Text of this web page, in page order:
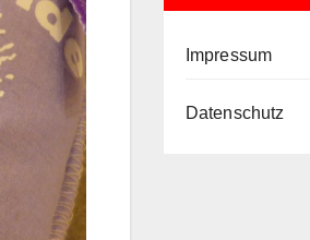
Impressum
Datenschutz